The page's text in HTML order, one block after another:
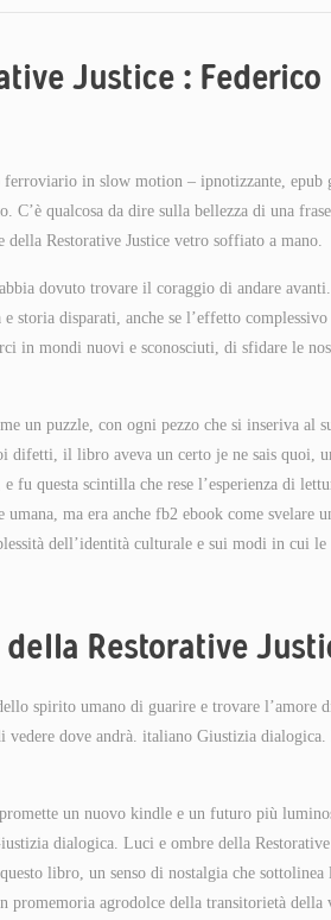
Justice : Federico
ferroviario in slow motion – ipnotizzante, epub
qualcosa da dire sulla bellezza di una
Restorative Justice vetro soffiato a mano.
dovuto trovare il coraggio di andare avanti.
storia disparati, anche se l’effetto complessivo
in mondi nuovi e sconosciuti, di sfidare le
un puzzle, con ogni pezzo che si inseriva al
difetti, il libro aveva un certo je ne sais quoi,
fu questa scintilla che rese l’esperienza di
ma era anche fb2 ebook come svelare
dell’identità culturale e sui modi in cui le
Restorative
spirito umano di guarire e trovare l’amore
vedere dove andrà. italiano Giustizia
un nuovo kindle e un futuro più
dialogica. Luci e ombre della Restorative
libro, un senso di nostalgia che sottolinea
promemoria agrodolce della transitorietà della